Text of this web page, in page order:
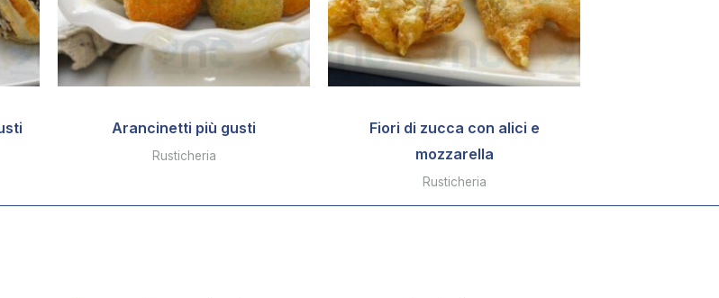
Arancinetti più gusti
Rusticheria
Fiori di zucca con alici e
mozzarella
Rusticheria